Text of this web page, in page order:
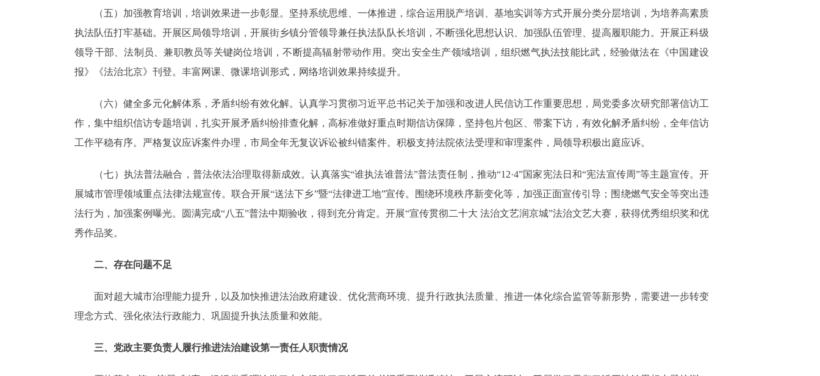
（五）加强教育培训，培训效果进一步彰显。坚持系统思维、一体推进，综合运用脱产培训、基地实训等方式开展分类分层培训，为培养高素质
执法队伍打牢基础。开展区局领导培训，开展街乡镇分管领导兼任执法队队长培训，不断强化思想认识、加强队伍管理、提高履职能力。开展正科级
领导干部、法制员、兼职教员等关键岗位培训，不断提高辐射带动作用。突出安全生产领域培训，组织燃气执法技能比武，经验做法在《中国建设
报》《法治北京》刊登。丰富网课、微课培训形式，网络培训效果持续提升。
（六）健全多元化解体系，矛盾纠纷有效化解。认真学习贯彻习近平总书记关于加强和改进人民信访工作重要思想，局党委多次研究部署信访工
作，集中组织信访专题培训，扎实开展矛盾纠纷排查化解，高标准做好重点时期信访保障，坚持包片包区、带案下访，有效化解矛盾纠纷，全年信访
工作平稳有序。严格复议应诉案件办理，市局全年无复议诉讼被纠错案件。积极支持法院依法受理和审理案件，局领导积极出庭应诉。
（七）执法普法融合，普法依法治理取得新成效。认真落实“谁执法谁普法”普法责任制，推动“12·4”国家宪法日和“宪法宣传周”等主题宣传。开
展城市管理领域重点法律法规宣传。联合开展“送法下乡”暨“法律进工地”宣传。围绕环境秩序新变化等，加强正面宣传引导；围绕燃气安全等突出违
法行为，加强案例曝光。圆满完成“八五”普法中期验收，得到充分肯定。开展“宣传贯彻二十大 法治文艺润京城”法治文艺大赛，获得优秀组织奖和优
秀作品奖。
二、存在问题不足
面对超大城市治理能力提升，以及加快推进法治政府建设、优化营商环境、提升行政执法质量、推进一体化综合监管等新形势，需要进一步转变
理念方式、强化依法行政能力、巩固提升执法质量和效能。
三、党政主要负责人履行推进法治建设第一责任人职责情况